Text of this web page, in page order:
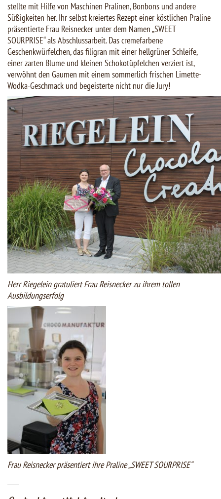
stellte mit Hilfe von Maschinen Pralinen, Bonbons und andere
Süßigkeiten her. Ihr selbst kreiertes Rezept einer köstlichen Praline
präsentierte Frau Reisnecker unter dem Namen „SWEET
SOURPRISE“ als Abschlussarbeit. Das cremefarbene
Geschenkwürfelchen, das filigran mit einer hellgrüner Schleife,
einer zarten Blume und kleinen Schokotüpfelchen verziert ist,
verwöhnt den Gaumen mit einem sommerlich frischen Limette-
Wodka-Geschmack und begeisterte nicht nur die Jury!
Herr Riegelein gratuliert Frau Reisnecker zu ihrem tollen
Ausbildungserfolg
Frau Reisnecker präsentiert ihre Praline „SWEET SOURPRISE“